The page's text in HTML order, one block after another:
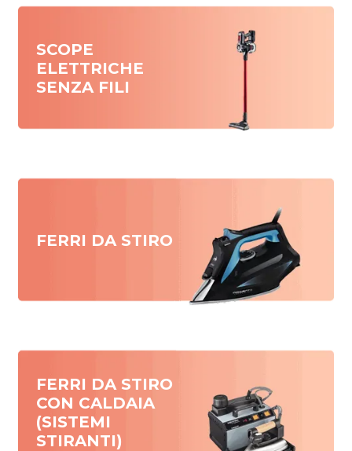
SCOPE
ELETTRICHE
SENZA FILI
FERRI DA STIRO
FERRI DA STIRO
CON CALDAIA
(SISTEMI
STIRANTI)